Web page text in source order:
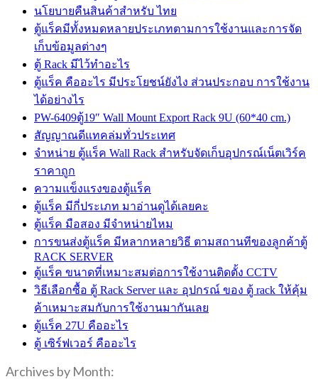
นโยบายคืนสินค้าสำหรับ ไทย
ตู้แร็คมีทั้งหมดหลายประเภทตามการใช้งานและการจัด
เก็บข้อมูลต่างๆ
ตู้ Rack มีไว้ทำอะไร
ตู้แร็ค คืออะไร มีประโยชน์ยังไง ส่วนประกอบ การใช้งาน
ได้อย่างไร
PW-6409ตู้19″ Wall Mount Export Rack 9U (60*40 cm.)
สัญญาณดีแทคล่มทั่วประเทศ
จำหน่าย ตู้แร็ค Wall Rack สำหรับจัดเก็บอุปกรณ์เน็ตเวิร์ค
ราคาถูก
ความแข็งแรงของตู้แร็ค
ตู้แร็ค มีกี่ประเภท มาอ่านดูได้เลยคะ
ตู้แร็ค มือสอง มีจำหน่ายไหม
การขนส่งตู้แร็ค มีหลากหลายวิธี ตามสถานทีของลูกค้าตู้
RACK SERVER
ตู้แร็ค ขนาดที่เหมาะสมต่อการใช้งานติดตั้ง CCTV
วิธีเลือกซื้อ ตู้ Rack Server และ อุปกรณ์ ของ ตู้ rack ให้คุ้ม
ค้าเหมาะสมกับการใช้งานมากันเลย
ตู้แร็ค 27U คืออะไร
ตู้ เซิร์ฟเวอร์ คืออะไร
Archives by Month: